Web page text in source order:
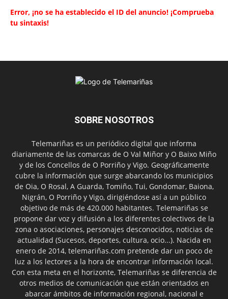
Error, ¡no se ha establecido el ID del anuncio! ¡Comprueba
tu sintaxis!
SOBRE NOSOTROS
Telemariñas es un periódico digital que informa
diariamente de las comarcas de O Val Miñor y O Baixo Miño
y de los Concellos de O Porriño y Vigo. Geográficamente
cubre la información que surge abarcando los municipios
de Oia, O Rosal, A Guarda, Tomiño, Tui, Gondomar, Baiona,
Nigrán, O Porriño y Vigo, dirigiéndose así a un público
objetivo de más de 420.000 habitantes. Telemariñas se
propone dar voz y difusión a los diferentes colectivos de la
zona o asociaciones, personajes desconocidos, noticias de
actualidad (Sucesos, deportes, cultura, ocio...). Nacida en
enero de 2014, telemariñas.com pretende dar un poco de
luz a los lectores a la hora de encontrar información local.
Con esta meta en el horizonte, Telemariñas se diferencia de
otros medios de comunicación que están orientados en
abarcar ámbitos de información regional, nacional e